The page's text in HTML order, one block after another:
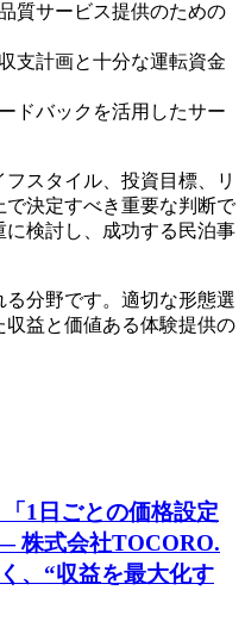
質サービス提供のための
支計画と十分な運転資金
ドバックを活用したサー
スタイル、投資目標、リ
決定すべき重要な判断で
検討し、成功する民泊事
分野です。適切な形態選
益と価値ある体験提供の
1日ごとの価格設定
株式会社TOCORO.
、“収益を最大化す